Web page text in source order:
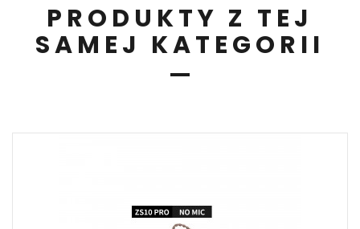
PRODUKTY Z TEJ
SAMEJ KATEGORII